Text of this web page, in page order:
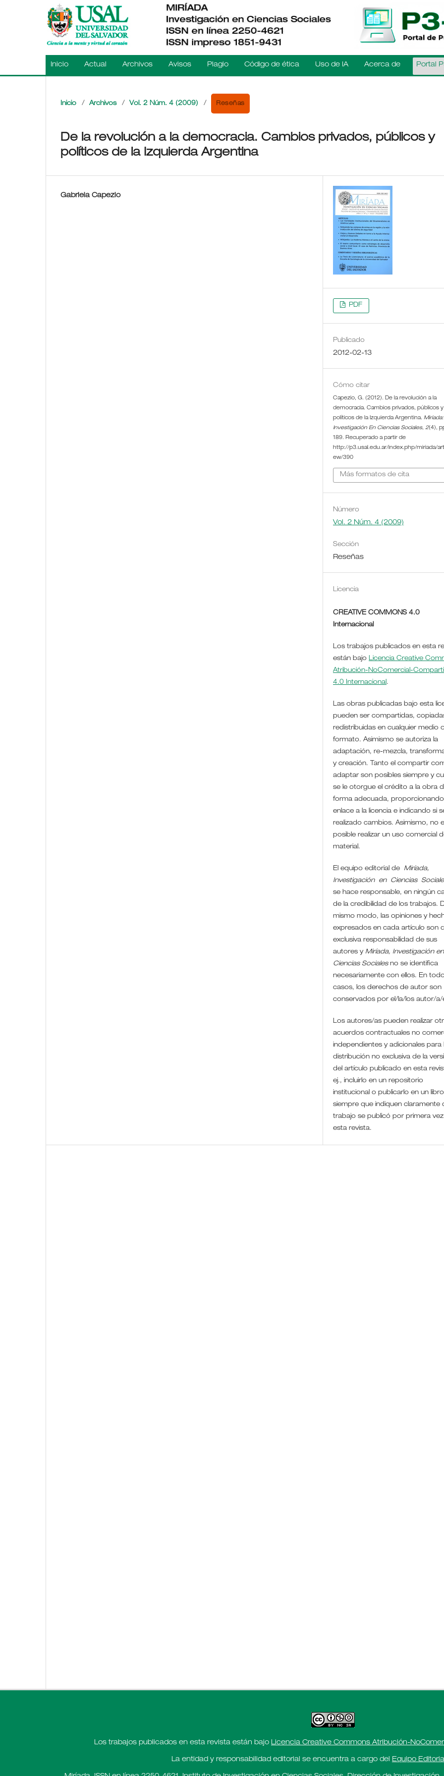
Inicio Actual Archivos Avisos Plagio Código de ética Uso de IA Acerca de Portal
Inicio / Archivos / Vol. 2 Núm. 4 (2009) / Reseñas
De la revolución a la democracia. Cambios privados, públicos y
políticos de la Izquierda Argentina
Gabriela Capezio
PDF
Publicado
2012-02-13
Cómo citar
Capezio, G. (2012). De la revolución a la
democracia. Cambios privados, públicos y
políticos de la Izquierda Argentina.Miríada:
Investigación En Ciencias Sociales,2(4),
189. Recuperado a partir de
http://p3.usal.edu.ar/index.php/miriada/
ew/390
Más formatos de cita
Número
Vol. 2 Núm. 4 (2009)
Sección
Reseñas
Licencia
CREATIVE COMMONS 4.0
Internacional
Los trabajos publicados en esta
están bajoLicencia Creative
Atribución-NoComercial-
4.0 Internacional.
Las obras publicadas bajo esta
pueden ser compartidas,
redistribuidas en cualquier medio
formato. Asimismo se autoriza la
adaptación, re-mezcla,
y creación. Tanto el compartir
adaptar son posibles siempre y
se le otorgue el crédito a la obra
forma adecuada,
enlace a la licencia e indicando si
realizado cambios. Asimismo, no
posible realizar un uso comercial
material.
El equipo editorial de Miríada,
Investigación en Ciencias
se hace responsable, en ningún
de la credibilidad de los trabajos.
mismo modo, las opiniones y
expresados en cada artículo son
exclusiva responsabilidad de sus
autores y Miríada, Investigación en
Ciencias Socialesno se identifica
necesariamente con ellos. En
casos, los derechos de autor son
conservados por el/la/los autor/
Los autores/as pueden realizar
acuerdos contractuales no
independientes y adicionales para
distribución no exclusiva de la
del artículo publicado en esta
ej., incluirlo en un repositorio
institucional o publicarlo en un
siempre que indiquen claramente
trabajo se publicó por primera
esta revista.
Los trabajos publicados en esta revista están bajo Licencia Creative Commons Atribución-
La entidad y responsabilidad editorial se encuentra a cargo del Equipo